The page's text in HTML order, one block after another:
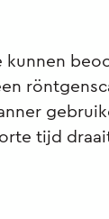
tijd